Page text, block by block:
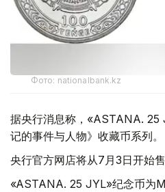
Фото: nationalbank.kz
据央行消息称，«ASTANA. 25
记的事件与人物》收藏币系列。
央行官方网店将从7月3日开始售
«ASTANA. 25 JYL»纪念币为